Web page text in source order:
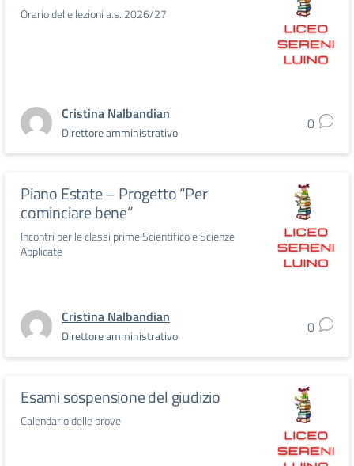
Orario delle lezioni a.s. 2026/27
Cristina Nalbandian
Direttore amministrativo 0
Piano Estate – Progetto “Per
cominciare bene”
Incontri per le classi prime Scientifico e Scienze
Applicate
Cristina Nalbandian
Direttore amministrativo 0
Esami sospensione del giudizio
Calendario delle prove